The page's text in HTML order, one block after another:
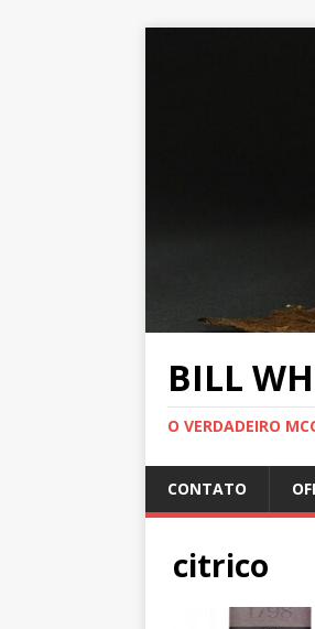
BILL
O VERDADEIRO
CONTATO
citrico